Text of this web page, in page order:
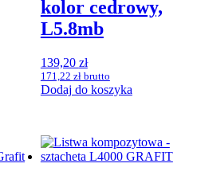
kolor cedrowy,
L5.8mb
139,20 zł
171,22 złbrutto
Dodaj do koszyka